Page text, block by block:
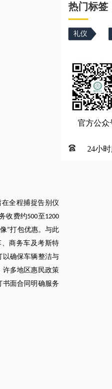
全程捕捉告别仪
收费约500至 1200
”打包优惠。与此
商务车及考斯特
以确保车辆整洁与
许多地区惠民政策
面合同明确服务
热门标签
礼仪
官方公众
24小